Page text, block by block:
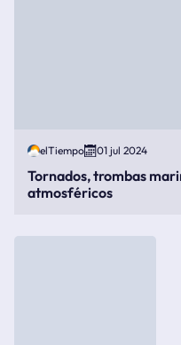
elTiempo 01 jul 2024
Tornados, trombas
atmosféricos